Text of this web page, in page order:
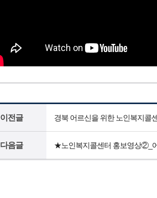
이전글 경북 어르신을 위한 노인복지콜
다음글 ★노인복지콜센터 홍보영상②_